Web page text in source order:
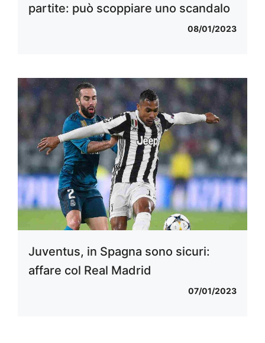
partite: può scoppiare uno scandalo
08/01/2023
Juventus, in Spagna sono sicuri:
affare col Real Madrid
07/01/2023